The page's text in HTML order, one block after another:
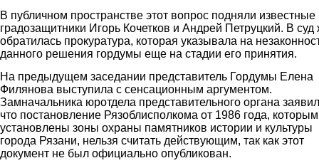
В публичном пространстве этот вопрос подняли известные
градозащитники Игорь Кочетков и Андрей Петруцкий. В суд
обратилась прокуратура, которая указывала на
данного решения гордумы еще на стадии его принятия.
На предыдущем заседании представитель Гордумы Елена
Филянова выступила с сенсационным аргументом.
Замначальника юротдела представительного органа
что постановление Рязоблисполкома от 1986 года, которым
установлены зоны охраны памятников истории и культуры
города Рязани, нельзя считать действующим, так как этот
документ не был официально опубликован.